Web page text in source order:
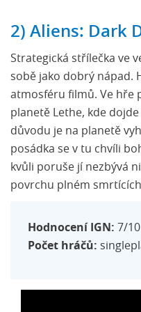
2) Aliens: Dark
Strategická střílečka ve
sobě jako dobrý nápad.
atmosféru filmů. Ve hře
planetě Lethe, kde
důvodu je na planetě
posádka se v tu chvíli
kvůli poruše jí nezbývá
povrchu plném
Hodnocení IGN: 7/10
Počet hráčů: